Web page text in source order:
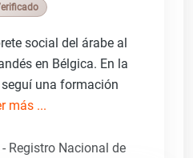
social del árabe al
en Bélgica. En la
una formación
más ...
Registro Nacional de